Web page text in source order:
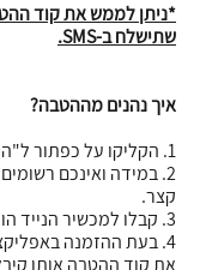
*ניתן לממש את קוד
שתישלח ב-SMS
.
איך נהנים מההטבה?
1. הקליקו על כפתור ל"הורדת הטבה."
2. במידה ואינכם
קצר.
3. קבלו למכשיר הנייד הודעה המכילה את קוד ההטבה.
4. בעת ההזמנה
את קוד ההטבה אותו